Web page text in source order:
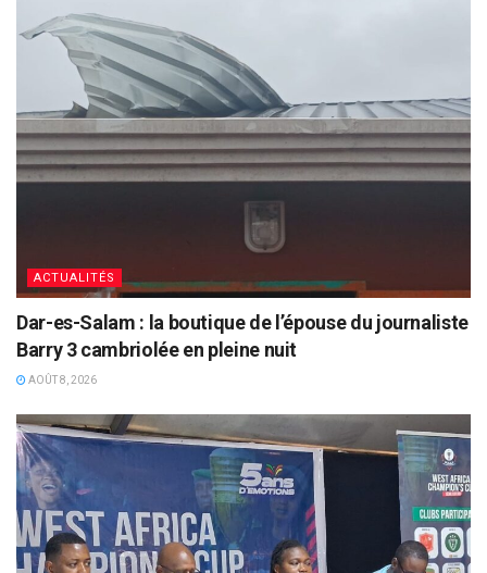
ACTUALITÉS
Dar-es-Salam : la boutique de l’épouse du journaliste
Barry 3 cambriolée en pleine nuit
AOÛT 8, 2026